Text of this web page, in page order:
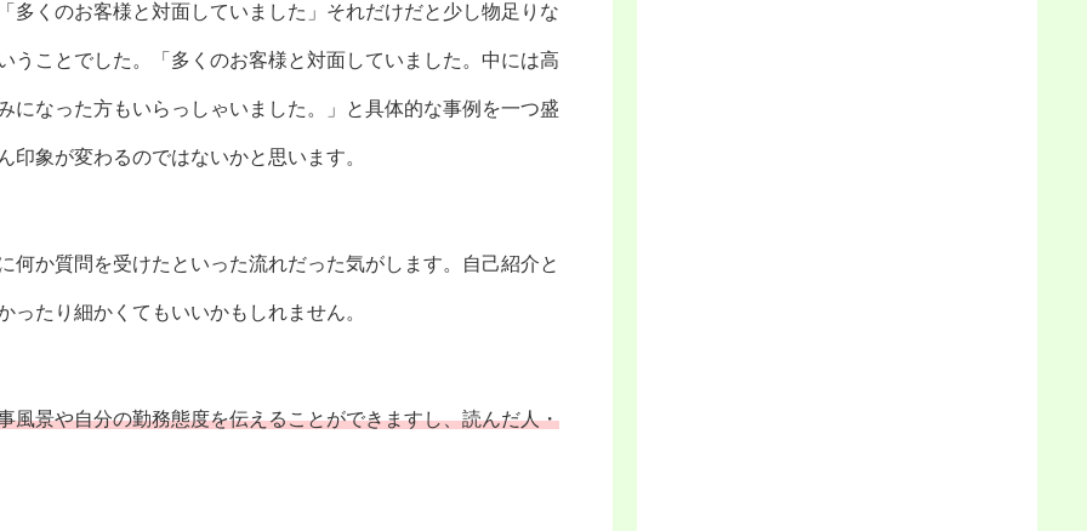
多くのお客様と対面していました」それだけだと少し物足りな
うことでした。「多くのお客様と対面していました。中には高
になった方もいらっしゃいました。」と具体的な事例を一つ盛
象が変わるのではないかと思います。
か質問を受けたといった流れだった気がします。自己紹介と
たり細かくてもいいかもしれません。
風景や自分の勤務態度を伝えることができますし、読んだ人・